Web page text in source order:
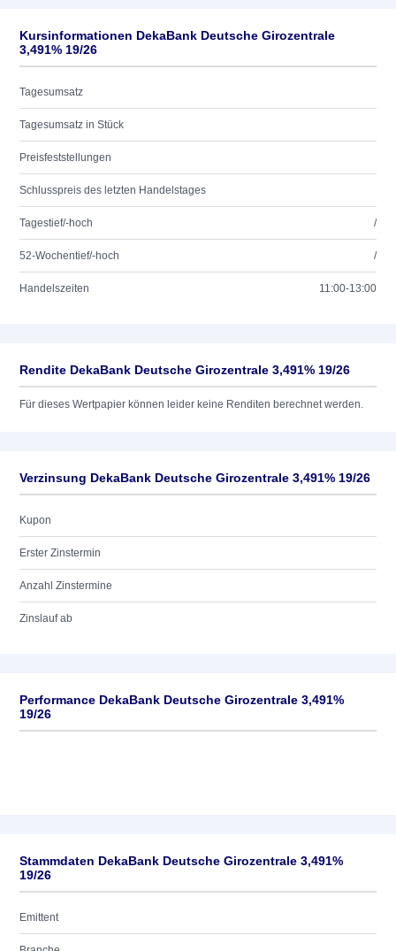
Kursinformationen DekaBank Deutsche Girozentrale
3,491% 19/26
Tagesumsatz
Tagesumsatz in Stück
Preisfeststellungen
Schlusspreis des letzten Handelstages
Tagestief/-hoch /
52-Wochentief/-hoch /
Handelszeiten 11:00-13:00
Rendite DekaBank Deutsche Girozentrale 3,491% 19/26
Für dieses Wertpapier können leider keine Renditen berechnet werden.
Verzinsung DekaBank Deutsche Girozentrale 3,491% 19/26
Kupon
Erster Zinstermin
Anzahl Zinstermine
Zinslauf ab
Performance DekaBank Deutsche Girozentrale 3,491%
19/26
Stammdaten DekaBank Deutsche Girozentrale 3,491%
19/26
Emittent